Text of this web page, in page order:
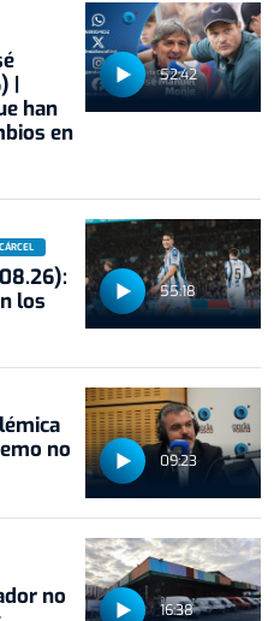
52:42
|
han
en
55:18
los
09:23
no
16:38
no